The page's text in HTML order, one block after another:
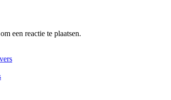
om een reactie te plaatsen.